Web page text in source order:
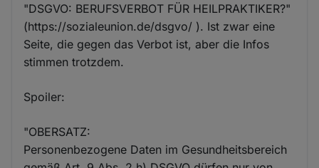
"DSGVO: BERUFSVERBOT FÜR HEILPRAKTIKER?"
(https://sozialeunion.de/dsgvo/ ). Ist zwar eine
Seite, die gegen das Verbot ist, aber die Infos
stimmen trotzdem.
Spoiler:
"OBERSATZ:
Personenbezogene Daten im Gesundheitsbereich